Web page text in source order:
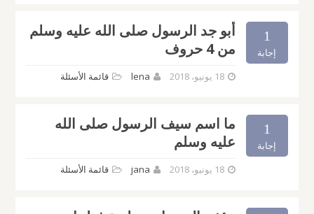
1
إجابة
أبو جد الرسول صلى الله عليه وسلم
من 4 حروف
18 يونيو، 2018 lena قائمة الأسئلة
1
إجابة
ما اسم سيف الرسول صلى الله
عليه وسلم
18 يونيو، 2018 jana قائمة الأسئلة